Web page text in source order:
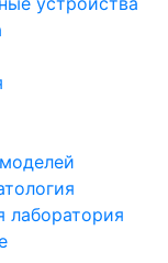
лаборатория